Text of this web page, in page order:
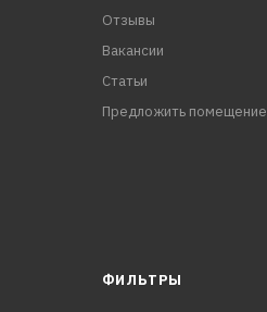
Отзывы
Вакансии
Статьи
Предложить помещение
ФИЛЬТРЫ